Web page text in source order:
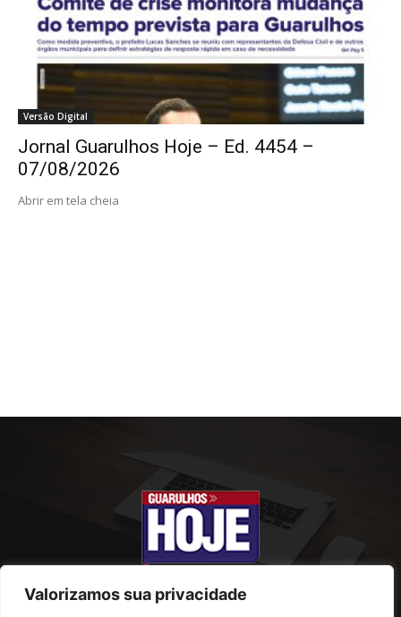
Valorizamos sua privacidade
Versão Digital
Jornal Guarulhos Hoje – Ed. 4454 –
07/08/2026
Abrir em tela cheia